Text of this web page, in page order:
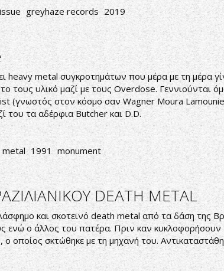
greyhaze records 2019
heavy metal συγκροτημάτων που μέρα με τη μέρα
τους υλικό μαζί με τους Overdose. Γεννιούνται
(γνωστός στον κόσμο σαν Wagner Moura
του τα αδέρφια Butcher και D.D.
1991 monument
DEATH METAL
και σκοτεινό death metal από τα δάση της
ενώ ο άλλος του πατέρα. Πριν καν
οποίος σκτώθηκε με τη μηχανή του.